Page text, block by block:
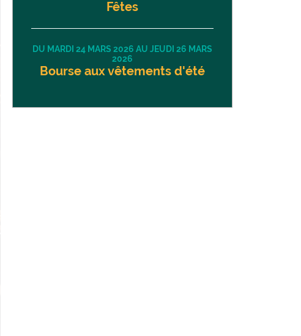
Fêtes
DU MARDI 24 MARS 2026 AU JEUDI 26 MARS
2026
Bourse aux vêtements d'été